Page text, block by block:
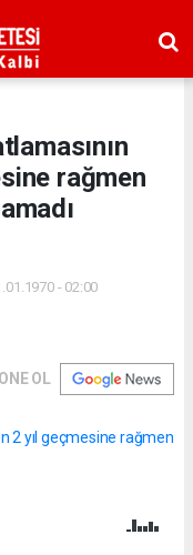
rağmen
- 02:00
OL